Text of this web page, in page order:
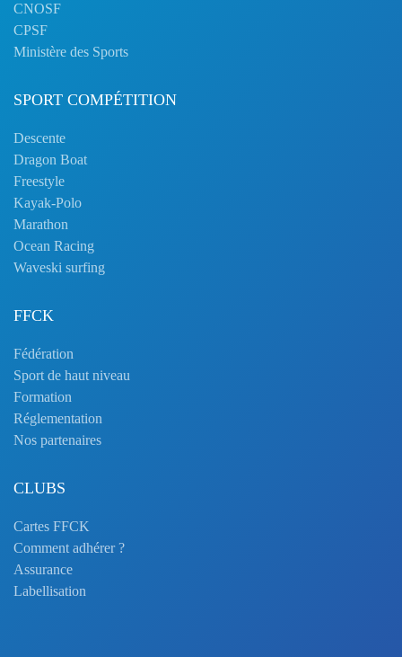
CNOSF
CPSF
Ministère des Sports
SPORT COMPÉTITION
Descente
Dragon Boat
Freestyle
Kayak-Polo
Marathon
Ocean Racing
Waveski surfing
FFCK
Fédération
Sport de haut niveau
Formation
Réglementation
Nos partenaires
CLUBS
Cartes FFCK
Comment adhérer ?
Assurance
Labellisation